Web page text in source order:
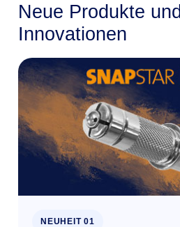
Neue Produkte und
Innovationen
NEUHEIT 01